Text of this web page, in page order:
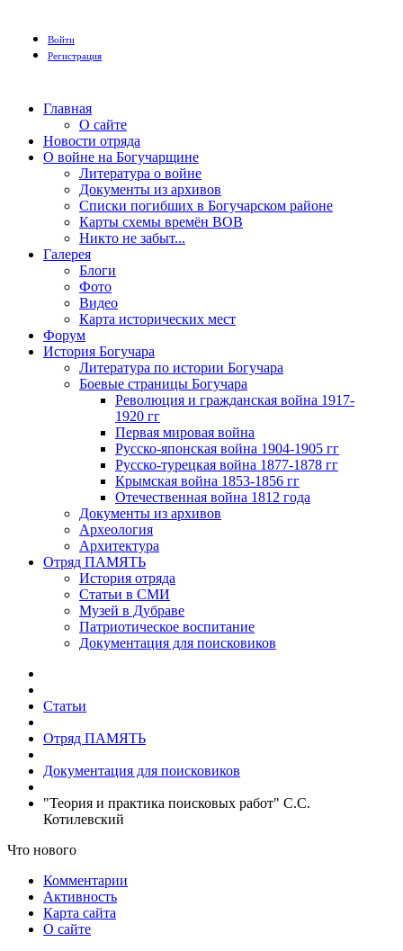
Войти
Регистрация
Главная
О сайте
Новости отряда
О войне на Богучарщине
Литература о войне
Документы из архивов
Списки погибших в Богучарском районе
Карты схемы времён ВОВ
Никто не забыт...
Галерея
Блоги
Фото
Видео
Карта исторических мест
Форум
История Богучара
Литература по истории Богучара
Боевые страницы Богучара
Революция и гражданская война 1917-
1920 гг
Первая мировая война
Русско-японская война 1904-1905 гг
Русско-турецкая война 1877-1878 гг
Крымская война 1853-1856 гг
Отечественная война 1812 года
Документы из архивов
Археология
Архитектура
Отряд ПАМЯТЬ
История отряда
Статьи в СМИ
Музей в Дубраве
Патриотическое воспитание
Документация для поисковиков
Статьи
Отряд ПАМЯТЬ
Документация для поисковиков
"Теория и практика поисковых работ" С.С.
Котилевский
Что нового
Комментарии
Активность
Карта сайта
О сайте